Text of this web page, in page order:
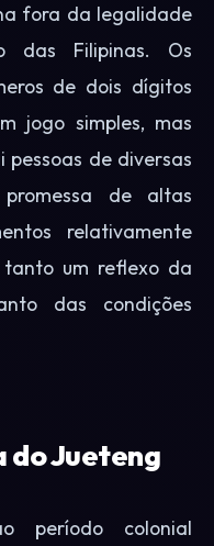
fora da legalidade
das Filipinas. Os
de dois dígitos
jogo simples, mas
de diversas
de altas
relativamente
tanto um reflexo da
das condições
do Jueteng
período colonial